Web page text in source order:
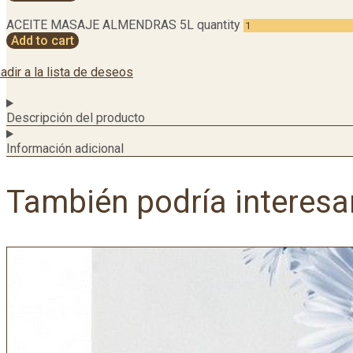
ACEITE MASAJE ALMENDRAS 5L quantity
Add to cart
a la lista de deseos
Descripción del producto
Información adicional
También podría